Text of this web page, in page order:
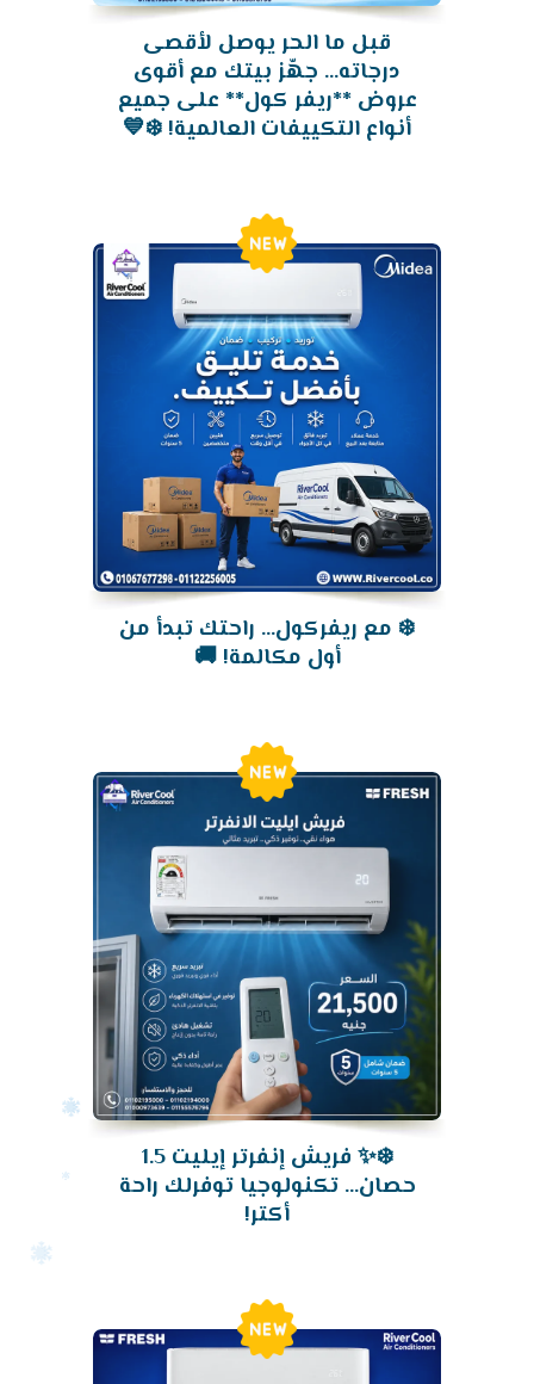
قبل ما الحر يوصل لأقصى
درجاته... جهّز بيتك مع أقوى
عروض **ريفر كول** على جميع
أنواع التكييفات العالمية! ❄️💙
New
❄️ مع ريفركول... راحتك تبدأ من
أول مكالمة! 🚚
New
❄️✨ فريش إنفرتر إيليت 1.5
حصان... تكنولوجيا توفرلك راحة
أكتر!
New